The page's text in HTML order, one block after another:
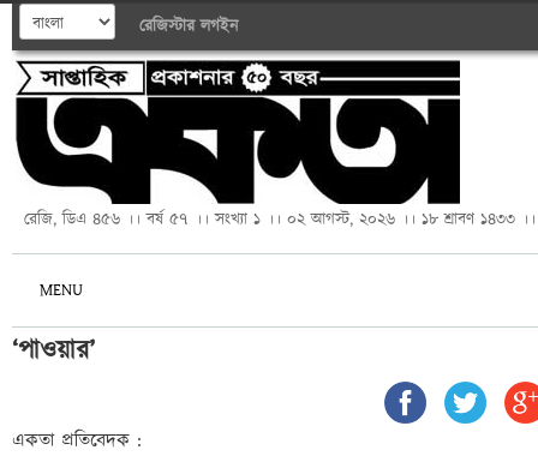
রেজিস্টার লগইন
রেজি, ডিএ ৪৫৬ ।। বর্ষ ৫৭ ।। সংখ্যা ১ ।। ০২ আগস্ট, ২০২৬ ।। ১৮ শ্রাবণ ১৪৩৩ ।।
MENU
‘পাওয়ার’
একতা প্রতিবেদক :